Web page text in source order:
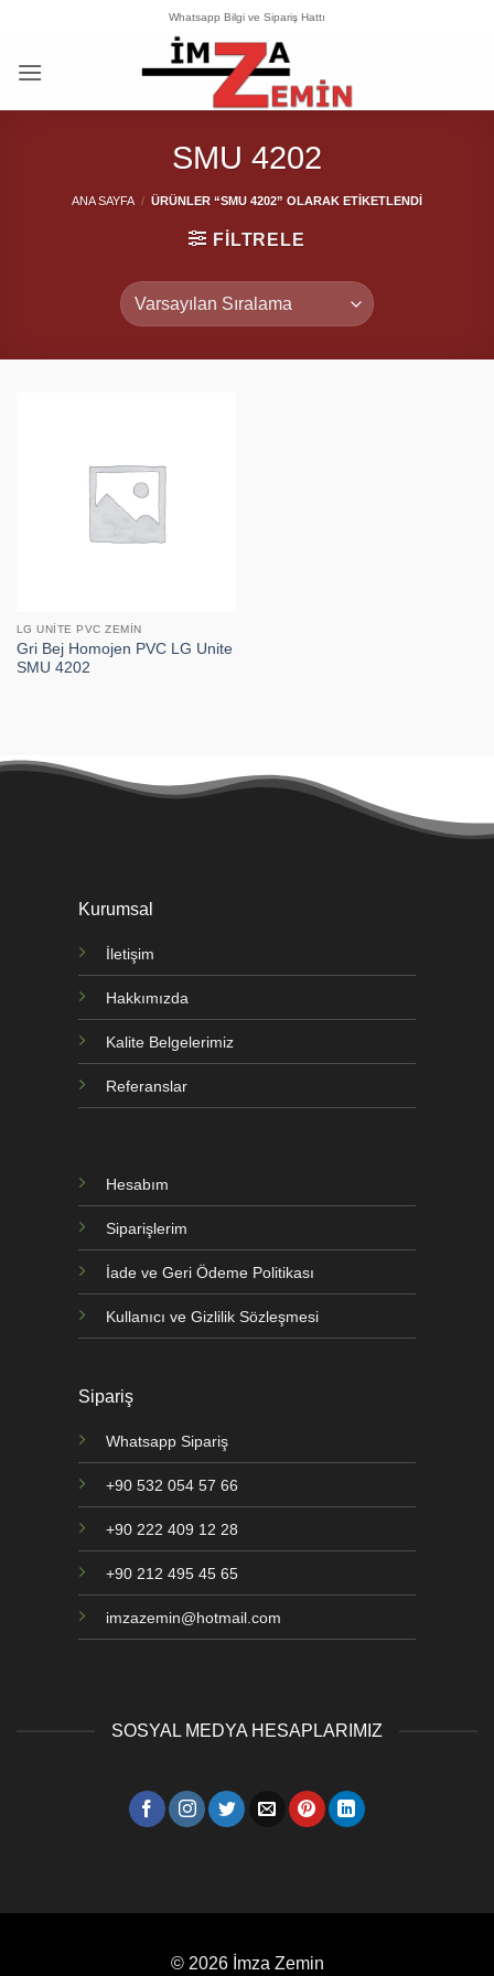
Whatsapp Bilgi ve Sipariş Hattı
SMU 4202
ANA SAYFA / ÜRÜNLER “SMU 4202” OLARAK ETIKETLENDI
FILTRELE
LG UNITE PVC ZEMIN
Gri Bej Homojen PVC LG Unite
SMU 4202
Kurumsal
İletişim
Hakkımızda
Kalite Belgelerimiz
Referanslar
Hesabım
Siparişlerim
İade ve Geri Ödeme Politikası
Kullanıcı ve Gizlilik Sözleşmesi
Sipariş
Whatsapp Sipariş
+90 532 054 57 66
+90 222 409 12 28
+90 212 495 45 65
imzazemin@hotmail.com
SOSYAL MEDYA HESAPLARIMIZ
© 2026 İmza Zemin